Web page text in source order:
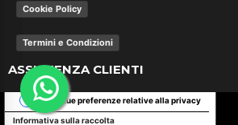
Cookie Policy
Termini e Condizioni
ASSISTENZA CLIENTI
Informativa sulla raccolta
Le tue preferenze relative alla privacy